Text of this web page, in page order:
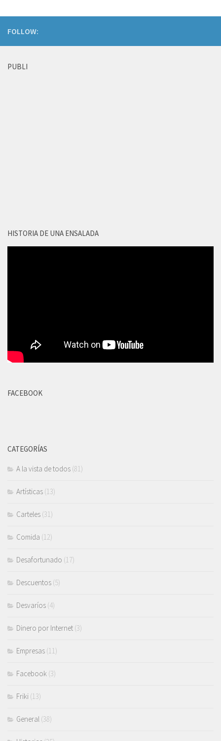
FOLLOW:
PUBLI
HISTORIA DE UNA ENSALADA
FACEBOOK
CATEGORÍAS
A la vista de todos (81)
Artísticas (13)
Carteles (31)
Comida (12)
Desafortunado (17)
Descuentos (5)
Desvaríos (4)
Dinero por Internet (3)
Empresas (11)
Facebook (3)
Friki (13)
General (38)